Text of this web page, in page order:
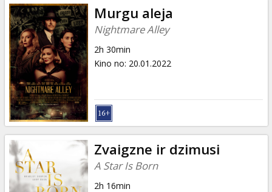
Murgu aleja
Nightmare Alley
2h 30min
Kino no: 20.01.2022
Zvaigzne ir dzimusi
A Star Is Born
2h 16min